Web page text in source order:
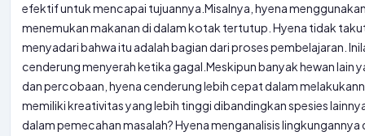
efektif untuk mencapai tujuannya. Misalnya, hyena
menemukan makanan di dalam kotak tertutup. Hyena tidak
menyadari bahwa itu adalah bagian dari proses pembelajaran.
cenderung menyerah ketika gagal. Meskipun banyak hewan lain
dan percobaan, hyena cenderung lebih cepat dalam
memiliki kreativitas yang lebih tinggi dibandingkan spesies
dalam pemecahan masalah? Hyena menganalisis